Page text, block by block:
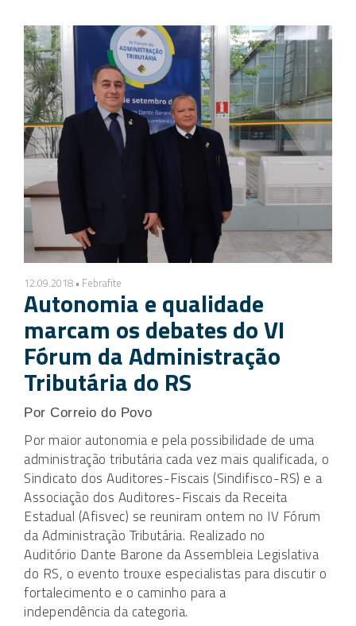
12.09.2018 • Febrafite
Autonomia e qualidade
marcam os debates do VI
Fórum da Administração
Tributária do RS
Por Correio do Povo
Por maior autonomia e pela possibilidade de uma
administração tributária cada vez mais qualificada, o
Sindicato dos Auditores-Fiscais (Sindifisco-RS) e a
Associação dos Auditores-Fiscais da Receita
Estadual (Afisvec) se reuniram ontem no IV Fórum
da Administração Tributária. Realizado no
Auditório Dante Barone da Assembleia Legislativa
do RS, o evento trouxe especialistas para discutir o
fortalecimento e o caminho para a
independência da categoria.